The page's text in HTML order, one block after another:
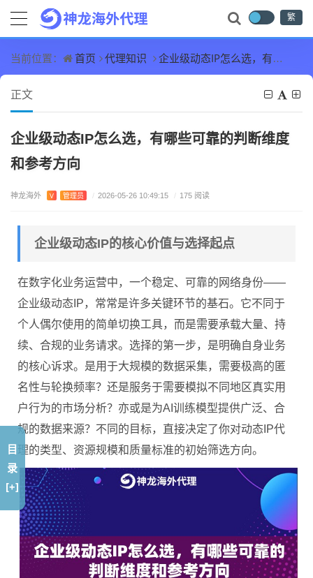
繁
当前位置： 首页 代理知识 企业级动态IP怎么选，有哪些可靠的判断维度和参考方向
正文
企业级动态IP怎么选，有哪些可靠的判断维度
和参考方向
神龙海外 V 管理员 / 2026-05-26 10:49:15 / 175 阅读
企业级动态IP的核心价值与选择起点
在数字化业务运营中，一个稳定、可靠的网络身份——
企业级动态IP，常常是许多关键环节的基石。它不同于
个人偶尔使用的简单切换工具，而是需要承载大量、持
续、合规的业务请求。选择的第一步，是明确自身业务
的核心诉求。是用于大规模的数据采集，需要极高的匿
名性与轮换频率？还是服务于需要模拟不同地区真实用
户行为的市场分析？亦或是为AI训练模型提供广泛、合
规的数据来源？不同的目标，直接决定了你对动态IP代
理的类型、资源规模和质量标准的初始筛选方向。
目
录
[+]